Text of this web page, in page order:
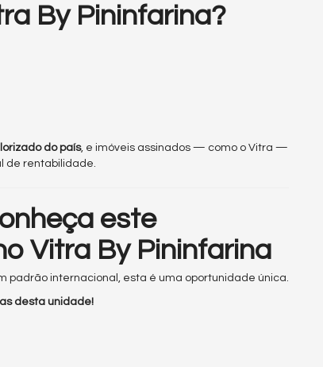
By Pininfarina?
do país, e imóveis assinados — como o Vitra —
de rentabilidade.
este
Vitra By Pininfarina
padrão internacional, esta é uma oportunidade única.
desta unidade!